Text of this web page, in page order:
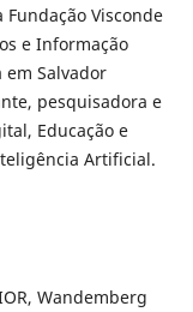
Visconde
e Informação
em Salvador
pesquisadora e
Educação e
Artificial.
Wandemberg